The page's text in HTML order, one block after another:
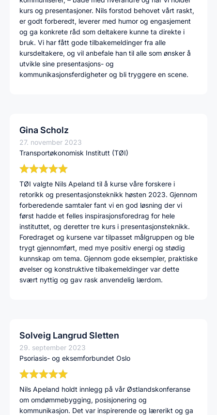
kurs og presentasjoner. Nils forstod behovet vårt raskt,
er godt forberedt, leverer med humor og engasjement
og ga konkrete råd som deltakere kunne ta direkte i
bruk. Vi har fått gode tilbakemeldinger fra alle
kursdeltakere, og vil anbefale han til alle som ønsker å
utvikle sine presentasjons- og
kommunikasjonsferdigheter og bli tryggere en scene.
Gina Scholz
27. november 2023
Transportøkonomisk Institutt (TØI)
TØI valgte Nils Apeland til å kurse våre forskere i
retorikk og presentasjonsteknikk høsten 2023. Gjennom
forberedende samtaler fant vi en god løsning der vi
først hadde et felles inspirasjonsforedrag for hele
instituttet, og deretter tre kurs i presentasjonsteknikk.
Foredraget og kursene var tilpasset målgruppen og ble
trygt gjennomført, med mye positiv energi og stødig
kunnskap om tema. Gjennom gode eksempler, praktiske
øvelser og konstruktive tilbakemeldinger var dette
svært nyttig og gav rask anvendelig lærdom.
Solveig Langrud Sletten
29. september 2023
Psoriasis- og eksemforbundet Oslo
Nils Apeland holdt innlegg på vår Østlandskonferanse
om omdømmebygging, posisjonering og
kommunikasjon. Det var inspirerende og lærerikt og ga